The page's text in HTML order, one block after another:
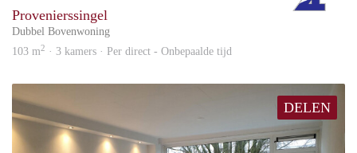
Provenierssingel
Dubbel Bovenwoning
103 m2 · 3 kamers · Per direct - Onbepaalde tijd
DELEN